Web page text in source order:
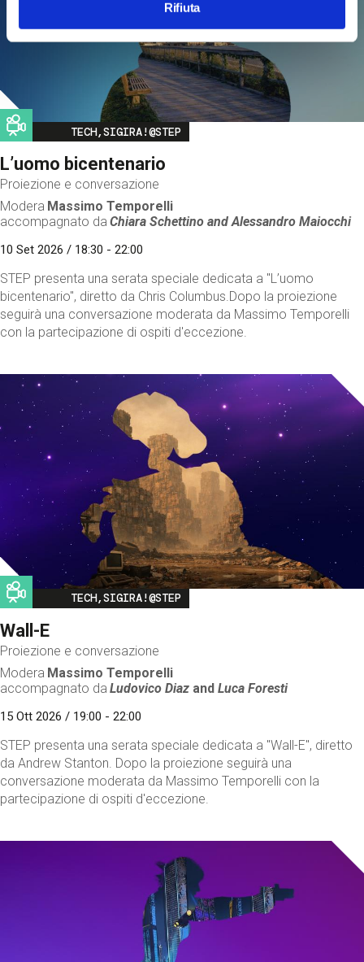
Rifiuta
Image
TECH,SIGIRA!@STEP
L’uomo bicentenario
Proiezione e conversazione
Modera Massimo Temporelli
accompagnato da Chiara Schettino andAlessandro Maiocchi
10 Set 2026 / 18:30 - 22:00
STEP presenta una serata speciale dedicata a "L’uomo
bicentenario", diretto da Chris Columbus.Dopo la proiezione
seguirà una conversazione moderata da Massimo Temporelli
con la partecipazione di ospiti d'eccezione.
Image
TECH,SIGIRA!@STEP
Wall-E
Proiezione e conversazione
Modera Massimo Temporelli
accompagnato da Ludovico Diaz andLuca Foresti
15 Ott 2026 / 19:00 - 22:00
STEP presenta una serata speciale dedicata a "Wall-E", diretto
da Andrew Stanton. Dopo la proiezione seguirà una
conversazione moderata da Massimo Temporelli con la
partecipazione di ospiti d'eccezione.